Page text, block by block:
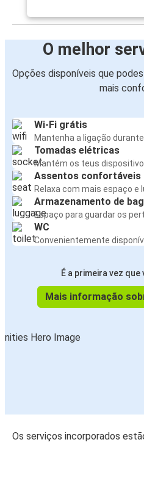
O melhor
Opções disponíveis que
mais
Wi-Fi grátis
Mantenha a ligação
Tomadas elétricas
Mantém os teus
Assentos confortáveis
Relaxa com mais espaço e
Armazenamento de
Espaço para guardar os
WC
Convenientemente
É a primeira vez
Mais informação
Os serviços incorporados